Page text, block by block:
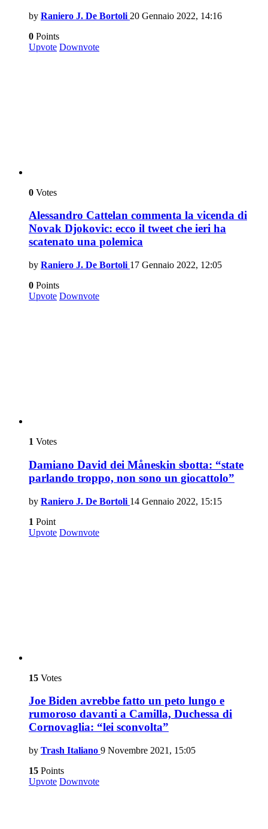
by Raniero J. De Bortoli 20 Gennaio 2022, 14:16
0 Points
Upvote Downvote
0 Votes
Alessandro Cattelan commenta la vicenda di
Novak Djokovic: ecco il tweet che ieri ha
scatenato una polemica
by Raniero J. De Bortoli 17 Gennaio 2022, 12:05
0 Points
Upvote Downvote
1 Votes
Damiano David dei Måneskin sbotta: “state
parlando troppo, non sono un giocattolo”
by Raniero J. De Bortoli 14 Gennaio 2022, 15:15
1 Point
Upvote Downvote
15 Votes
Joe Biden avrebbe fatto un peto lungo e
rumoroso davanti a Camilla, Duchessa di
Cornovaglia: “lei sconvolta”
by Trash Italiano 9 Novembre 2021, 15:05
15 Points
Upvote Downvote